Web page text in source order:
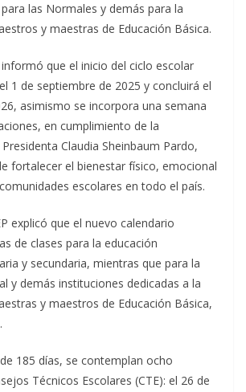
las Normales y demás para la
y maestras de Educación Básica.
que el inicio del ciclo escolar
1 de septiembre de 2025 y concluirá el
asimismo se incorpora una semana
en cumplimiento de la
Claudia Sheinbaum Pardo,
fortalecer el bienestar físico, emocional
escolares en todo el país.
explicó que el nuevo calendario
de clases para la educación
y secundaria, mientras que para la
y demás instituciones dedicadas a la
y maestros de Educación Básica,
185 días, se contemplan ocho
Técnicos Escolares (CTE): el 26 de